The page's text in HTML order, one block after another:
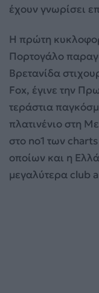
έχουν γνωρίσει
Η πρώτη
Πορτογάλο
Βρετανίδα
Fox, έγινε την
τεράστια
πλατινένιο στη
στο no1 των
οποίων και η
μεγαλύτερα club